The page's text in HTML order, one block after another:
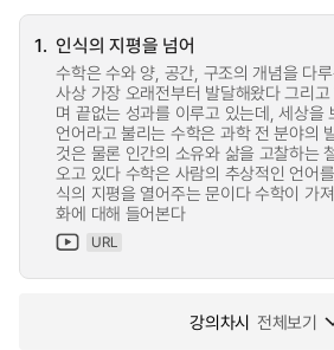
1. 인식의 지평을 넘어
수학은 수와 양, 공간, 구조의 개념을 다
사상 가장 오래전부터 발달해왔다 그리
며 끝없는 성과를 이루고 있는데, 세상을
언어라고 불리는 수학은 과학 전 분야의
것은 물론 인간의 소유와 삶을 고찰하는
오고 있다 수학은 사람의 추상적인 언어
식의 지평을 열어주는 문이다 수학이 가
화에 대해 들어본다
URL
강의차시 전체보기